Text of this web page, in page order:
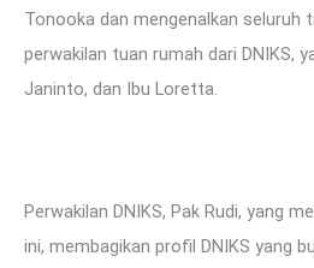
Tonooka dan mengenalkan seluruh
perwakilan tuan rumah dari DNIKS,
Janinto, dan Ibu Loretta.
Perwakilan DNIKS, Pak Rudi, yang
ini, membagikan profil DNIKS yang